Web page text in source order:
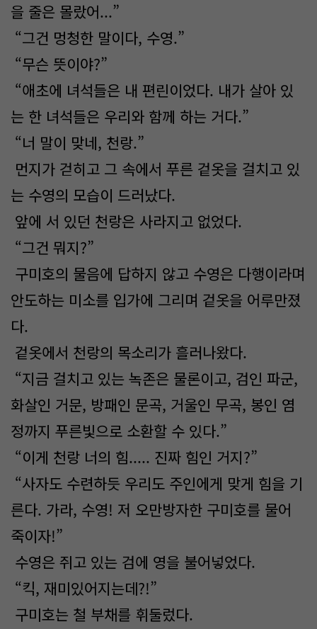
을 줄은 몰랐어...”
“그건 멍청한 말이다, 수영.”
“무슨 뜻이야?”
“애초에 녀석들은 내 편린이었다. 내가 살아 있
는 한 녀석들은 우리와 함께 하는 거다.”
“너 말이 맞네, 천랑.”
먼지가 걷히고 그 속에서 푸른 겉옷을 걸치고 있
는 수영의 모습이 드러났다.
앞에 서 있던 천랑은 사라지고 없었다.
“그건 뭐지?”
구미호의 물음에 답하지 않고 수영은 다행이라며
안도하는 미소를 입가에 그리며 겉옷을 어루만졌
다.
겉옷에서 천랑의 목소리가 흘러나왔다.
“지금 걸치고 있는 녹존은 물론이고, 검인 파군,
화살인 거문, 방패인 문곡, 거울인 무곡, 봉인 염
정까지 푸른빛으로 소환할 수 있다.”
“이게 천랑 너의 힘..... 진짜 힘인 거지?”
“사자도 수련하듯 우리도 주인에게 맞게 힘을 기
른다. 가라, 수영! 저 오만방자한 구미호를 물어
죽이자!”
수영은 쥐고 있는 검에 영을 불어넣었다.
“킥, 재미있어지는데?!”
구미호는 철 부채를 휘둘렀다.